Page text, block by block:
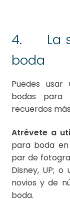
4. La
boda
Puedes
bodas
recuerdos
Atrévete a
para boda
par de
Disney, UP;
novios y de
boda.